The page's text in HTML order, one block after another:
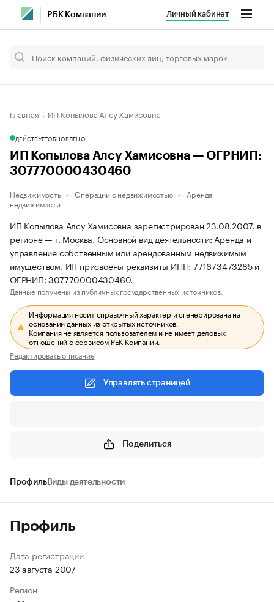
РБК Компании Личный кабинет
Главная ИП Копылова Алсу Хамисовна
ДЕЙСТВУЕТОБНОВЛЕНО
ИП Копылова Алсу Хамисовна — ОГРНИП:
307770000430460
Недвижимость Операции с недвижимостью
Аренда
недвижимости
ИП Копылова Алсу Хамисовна зарегистрирован 23.08.2007, в
регионе — г. Москва. Основной вид деятельности: Аренда и
управление собственным или арендованным недвижимым
имуществом. ИП присвоены реквизиты ИНН: 771673473285 и
ОГРНИП: 307770000430460.
Данные получены из публичных государственных источников.
Информация носит справочный характер и сгенерирована на
основании данных из открытых источников.
Компания не является пользователем и не имеет деловых
отношений с сервисом РБК Компании.
Редактировать описание
Управлять страницей
Поделиться
ПрофильВиды деятельности
Профиль
Дата регистрации
23 августа 2007
Регион